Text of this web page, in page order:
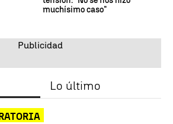
muchísimo caso"
Lo último